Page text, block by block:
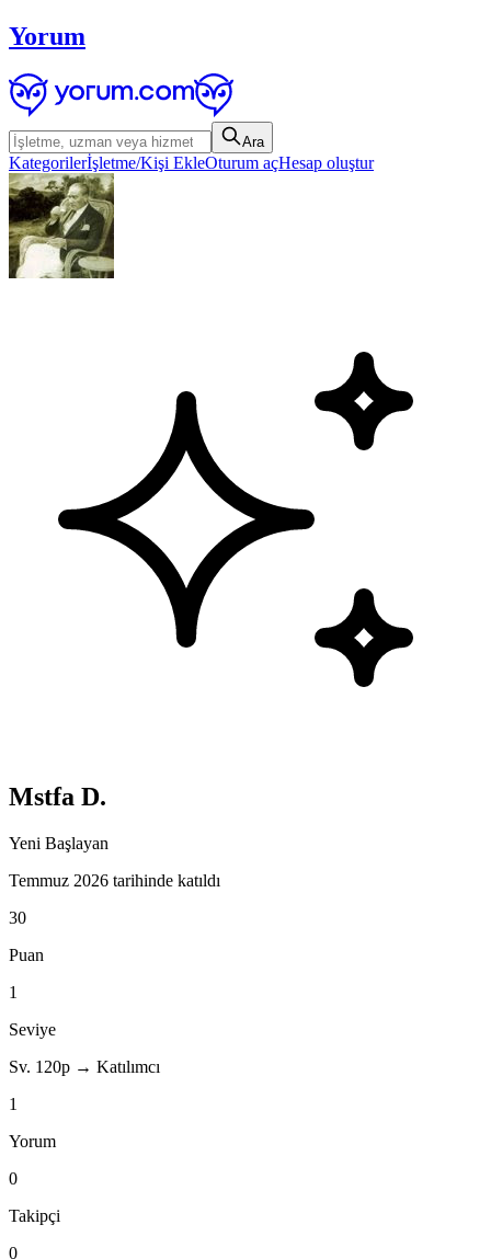
Yorum
Ara
Kategorilerİşletme/Kişi EkleOturum açHesap oluştur
Mstfa D.
Yeni Başlayan
Temmuz 2026 tarihinde katıldı
30
Puan
1
Seviye
Sv. 1 20p → Katılımcı
1
Yorum
0
Takipçi
0